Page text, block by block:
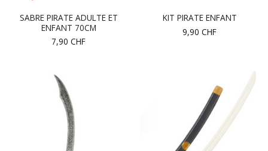
SABRE PIRATE ADULTE ET
ENFANT 70CM
7,90 CHF
KIT PIRATE ENFANT
9,90 CHF